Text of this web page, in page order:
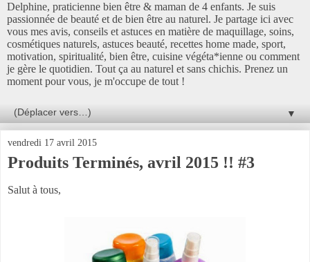
Delphine, praticienne bien être & maman de 4 enfants. Je suis
passionnée de beauté et de bien être au naturel. Je partage ici avec
vous mes avis, conseils et astuces en matière de maquillage, soins,
cosmétiques naturels, astuces beauté, recettes home made, sport,
motivation, spiritualité, bien être, cuisine végéta*ienne ou comment
je gère le quotidien. Tout ça au naturel et sans chichis. Prenez un
moment pour vous, je m'occupe de tout !
▼
vendredi 17 avril 2015
Produits Terminés, avril 2015 !! #3
Salut à tous,